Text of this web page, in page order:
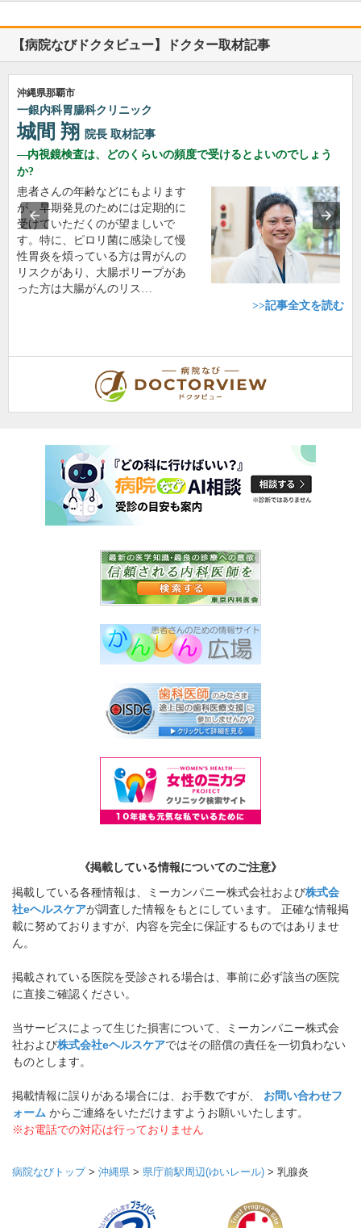
【病院なびドクタビュー】ドクター取材記事
沖縄県那覇市
一銀内科胃腸科クリニック
城間 翔 院長 取材記事
内視鏡検査は、どのくらいの頻度で受けるとよいのでしょう
か?
患者さんの年齢などにもよります
が、早期発見のためには定期的に
受けていただくのが望ましいで
す。特に、ピロリ菌に感染して慢
性胃炎を煩っている方は胃がんの
リスクがあり、大腸ポリープがあ
った方は大腸がんのリス…
>>記事全文を読む
《掲載している情報についてのご注意》
掲載している各種情報は、ミーカンパニー株式会社および株式会
社eヘルスケアが調査した情報をもとにしています。 正確な情報掲
載に努めておりますが、内容を完全に保証するものではありませ
ん。
掲載されている医院を受診される場合は、事前に必ず該当の医院
に直接ご確認ください。
当サービスによって生じた損害について、ミーカンパニー株式会
社および株式会社eヘルスケアではその賠償の責任を一切負わない
ものとします。
掲載情報に誤りがある場合には、お手数ですが、 お問い合わせフ
ォーム からご連絡をいただけますようお願いいたします。
※お電話での対応は行っておりません
病院なびトップ> 沖縄県 > 県庁前駅周辺(ゆいレール) > 乳腺炎